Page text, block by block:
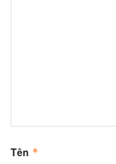
Tên *